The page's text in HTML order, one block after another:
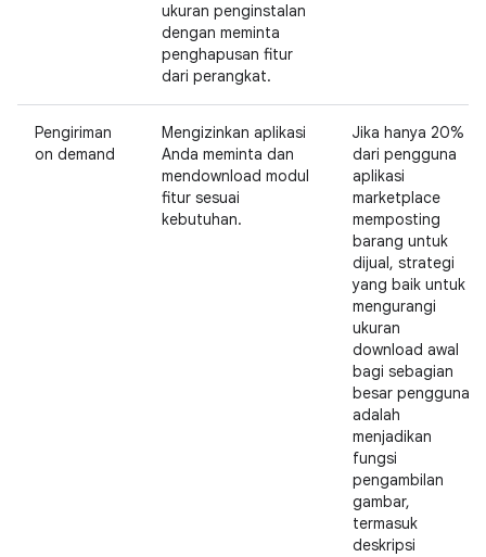
ukuran penginstalan
dengan meminta
penghapusan fitur
dari perangkat.
Pengiriman
on demand
Mengizinkan aplikasi
Anda meminta dan
mendownload modul
fitur sesuai
kebutuhan.
Jika hanya 20%
dari pengguna
aplikasi
marketplace
memposting
barang untuk
dijual, strategi
yang baik untuk
mengurangi
ukuran
download awal
bagi sebagian
besar pengguna
adalah
menjadikan
fungsi
pengambilan
gambar,
termasuk
deskripsi